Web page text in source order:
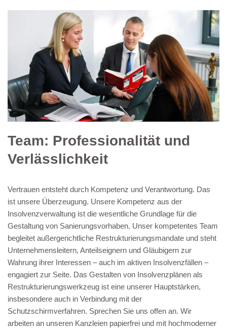
Team: Professionalität und
Verlässlichkeit
Vertrauen entsteht durch Kompetenz und Verantwortung. Das
ist unsere Überzeugung. Unsere Kompetenz aus der
Insolvenzverwaltung ist die wesentliche Grundlage für die
Gestaltung von Sanierungsvorhaben. Unser kompetentes Team
begleitet außergerichtliche Restrukturierungsmandate und steht
Unternehmensleitern, Anteilseignern und Gläubigern zur
Wahrung ihrer Interessen – auch im aktiven Insolvenzfällen –
engagiert zur Seite. Das Gestalten von Insolvenzplänen als
Restrukturierungswerkzeug ist eine unserer Hauptstärken,
insbesondere auch in Verbindung mit der
Schutzschirmverfahren. Sprechen Sie uns offen an. Wir
arbeiten an unseren Kanzleien papierfrei und mit hochmoderner